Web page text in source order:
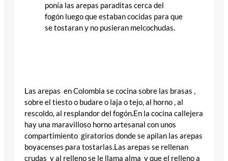
ponía las arepas paraditas cerca del
fogón luego que estaban cocidas para que
se tostaran y no pusieran melcochudas.
Las arepas en Colombia se cocina sobre las brasas ,
sobre el tiesto o budare o laja o tejo, al horno , al
rescoldo, al resplandor del fogón.En la cocina callejera
hay una maravilloso horno artesanal con unos
compartimiento giratorios donde se apilan las arepas
boyacenses para tostarlas.Las arepas se rellenan
crudas y al relleno se le llama alma y que el relleno a